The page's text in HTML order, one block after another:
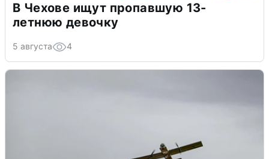
В Чехове ищут пропавшую 13-
летнюю девочку
5 августа 4